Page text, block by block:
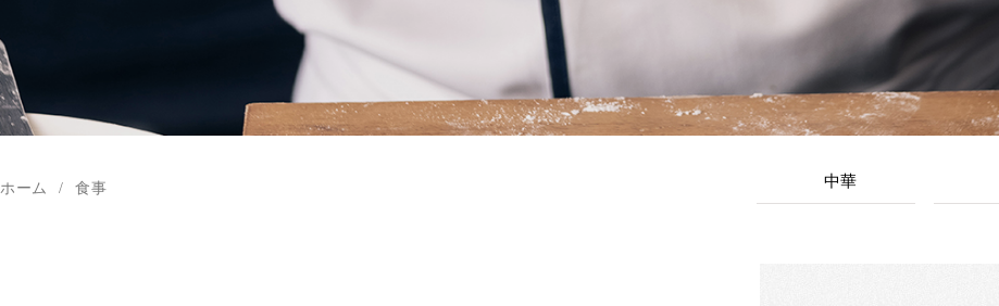
ホーム 食事 中華